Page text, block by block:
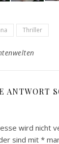
Thriller
ANTWORT
wird nicht
sind mit *